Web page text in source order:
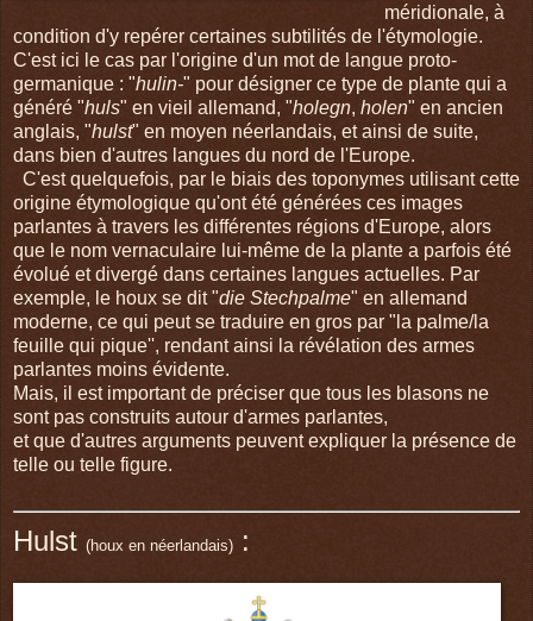
méridionale, à
condition d'y repérer certaines subtilités de l'étymologie.
C'est ici le cas par l'origine d'un mot de langue proto-
germanique : "hulin-" pour désigner ce type de plante qui a
généré "huls" en vieil allemand, "holegn, holen" en ancien
anglais, "hulst" en moyen néerlandais, et ainsi de suite,
dans bien d'autres langues du nord de l'Europe.
C'est quelquefois, par le biais des toponymes utilisant cette
origine étymologique qu'ont été générées ces images
parlantes à travers les différentes régions d'Europe, alors
que le nom vernaculaire lui-même de la plante a parfois été
évolué et divergé dans certaines langues actuelles. Par
exemple, le houx se dit "die Stechpalme" en allemand
moderne, ce qui peut se traduire en gros par "la palme/la
feuille qui pique'', rendant ainsi la révélation des armes
parlantes moins évidente.
Mais, il est important de préciser que tous les blasons ne
sont pas construits autour d'armes parlantes,
et que d'autres arguments peuvent expliquer la présence de
telle ou telle figure.
Hulst (houx en néerlandais) :